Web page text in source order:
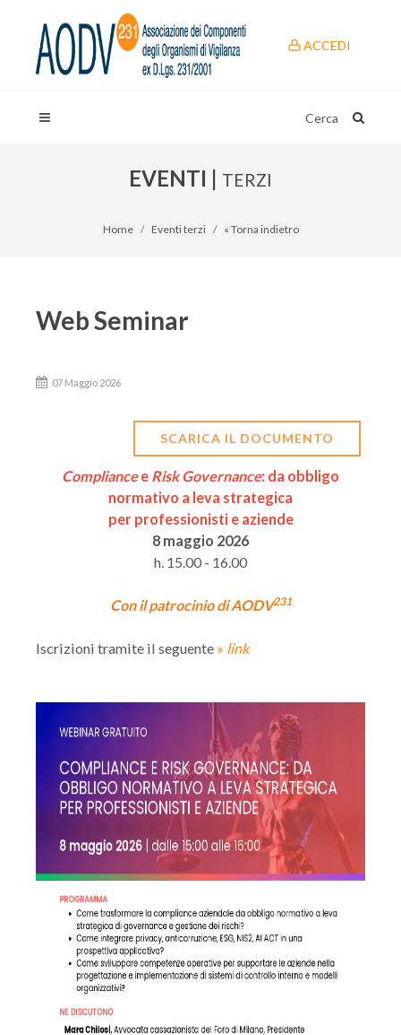
ACCEDI
Cerca
EVENTI | TERZI
Home Eventi terzi « Torna indietro
Web Seminar
07 Maggio 2026
SCARICA IL DOCUMENTO
Compliancee Risk Governance: da obbligo
normativo a leva strategica
per professionisti e aziende
8 maggio 2026
h. 15.00 - 16.00
Con il patrocinio di AODV231
Iscrizioni tramite il seguente » link